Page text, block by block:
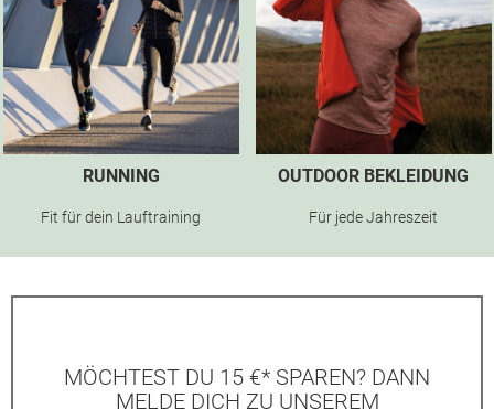
RUNNING
Fit für dein Lauftraining
OUTDOOR BEKLEIDUNG
Für jede Jahreszeit
MÖCHTEST DU 15 €* SPAREN? DANN
MELDE DICH ZU UNSEREM